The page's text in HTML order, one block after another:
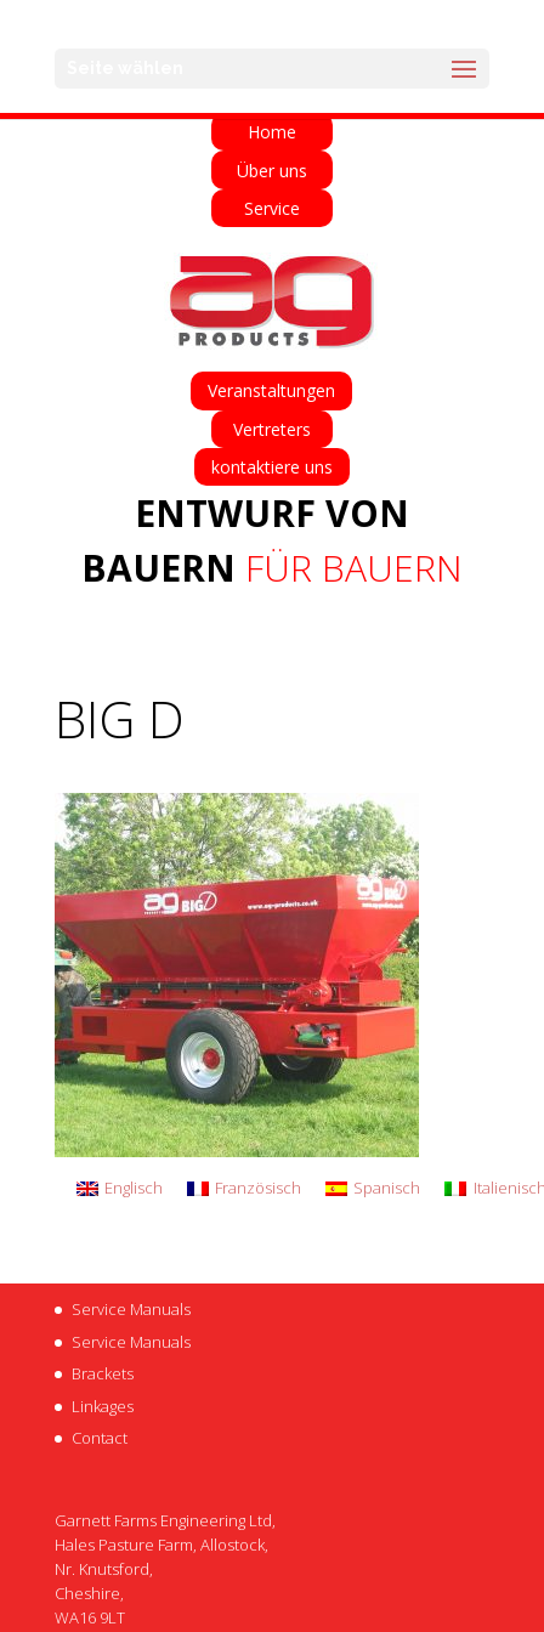
Home
Über uns
Service
Veranstaltungen
Vertreters
kontaktiere uns
ENTWURF VON
BAUERN FÜR BAUERN
BIG D
Englisch Französisch Spanisch
Service Manuals
Service Manuals
Brackets
Linkages
Contact
Garnett Farms Engineering Ltd,
Hales Pasture Farm, Allostock,
Nr. Knutsford,
Cheshire,
WA16 9LT